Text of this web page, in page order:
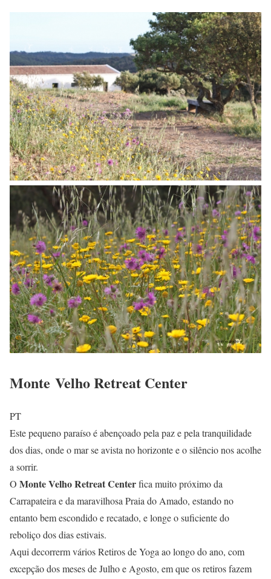
Monte Velho Retreat Center
PT
Este pequeno paraíso é abençoado pela paz e pela tranquilidade
dos dias, onde o mar se avista no horizonte e o silêncio nos acolhe
a sorrir.
O Monte Velho Retreat Centerfica muito próximo da
Carrapateira e da maravilhosa Praia do Amado, estando no
entanto bem escondido e recatado, e longe o suficiente do
reboliço dos dias estivais.
Aqui decorrerm vários Retiros de Yoga ao longo do ano, com
excepção dos meses de Julho e Agosto, em que os retiros fazem